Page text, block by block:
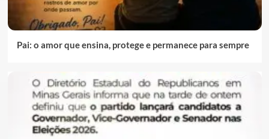
Pai: o amor que ensina, protege e permanece para sempre